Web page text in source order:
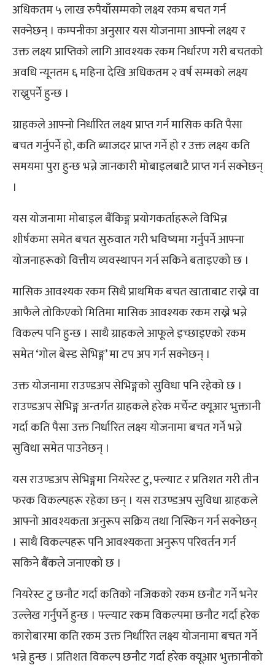
अधिकतम ५ लाख रुपैयाँसम्मको लक्ष्य रकम बचत गर्न
सक्नेछन् । कम्पनीका अनुसार यस योजनामा आफ्नो लक्ष्य र
उक्त लक्ष्य प्राप्तिको लागि आवश्यक रकम निर्धारण गरी बचतको
अवधि न्यूनतम ६ महिना देखि अधिकतम २ वर्ष सम्मको लक्ष्य
राख्नुपर्ने हुन्छ ।
ग्राहकले आफ्नो निर्धारित लक्ष्य प्राप्त गर्न मासिक कति पैसा
बचत गर्नुपर्ने हो, कति ब्याजदर प्राप्त गर्ने हो र उक्त लक्ष्य कति
समयमा पुरा हुन्छ भन्ने जानकारी मोबाइलबाटै प्राप्त गर्न सक्नेछन्
।
यस योजनामा मोबाइल बैंकिङ्ग प्रयोगकर्ताहरूले विभिन्न
शीर्षकमा समेत बचत सुरुवात गरी भविष्यमा गर्नुपर्ने आफ्ना
योजनाहरूको वित्तीय व्यवस्थापन गर्न सकिने बताइएको छ ।
मासिक आवश्यक रकम सिधै प्राथमिक बचत खाताबाट राख्ने वा
आफैले तोकिएको मितिमा मासिक आवश्यक रकम राख्ने भन्ने
विकल्प पनि हुन्छ । साथै ग्राहकले आफूले इच्छाइएको रकम
समेत ‘गोल बेस्ड सेभिङ्ग’ मा टप अप गर्न सक्नेछन् ।
उक्त योजनामा राउण्डअप सेभिङ्गको सुविधा पनि रहेको छ ।
राउण्डअप सेभिङ्ग अन्तर्गत ग्राहकले हरेक मर्चेन्ट क्यूआर भुक्तानी
गर्दा कति पैसा उक्त निर्धारित लक्ष्य योजनामा बचत गर्ने भन्ने
सुविधा समेत पाउनेछन् ।
यस राउण्डअप सेभिङ्गमा नियरेस्ट टु, फ्ल्याट र प्रतिशत गरी तीन
फरक विकल्पहरू रहेका छन् । यस राउण्डअप सुविधा ग्राहकले
आफ्नो आवश्यकता अनुरूप सक्रिय तथा निस्किन गर्न सक्नेछन्
। साथै विकल्पहरू पनि आवश्यकता अनुरूप परिवर्तन गर्न
सकिने बैंकले जनाएको छ ।
नियरेस्ट टु छनौट गर्दा कतिको नजिकको रकम छनौट गर्ने भनेर
उल्लेख गर्नुपर्ने हुन्छ । फ्ल्याट रकम विकल्पमा छनौट गर्दा हरेक
कारोबारमा कति रकम उक्त निर्धारित लक्ष्य योजनामा बचत गर्ने
भन्ने हुन्छ । प्रतिशत विकल्प छनौट गर्दा हरेक क्यूआर भुक्तानीको